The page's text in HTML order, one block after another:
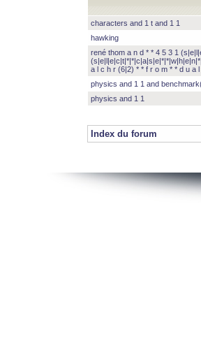
characters and 1 t and 1 1
hawking
rené thom a n d * * 4 5 3 1
a l c h r (6|2) * * f r o m * * d u a l
physics and 1 1 and
physics and 1 1
Index du forum